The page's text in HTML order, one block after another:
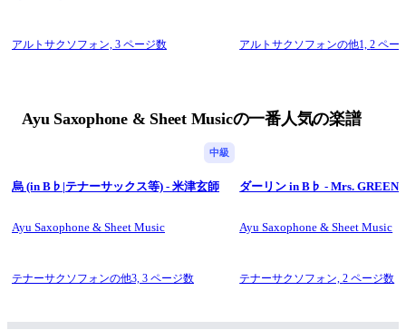
アルトサクソフォン, 3 ページ数 アルトサクソフォンの他1,2 ペー
Ayu Saxophone & Sheet Musicの一番人気の楽譜
中級
烏 (in B♭|テナーサックス等) - 米津玄師
Ayu Saxophone & Sheet Music
テナーサクソフォンの他3, 3 ページ数
ダーリン in B♭ - Mrs. GREEN
Ayu Saxophone & Sheet Music
テナーサクソフォン,2 ページ数